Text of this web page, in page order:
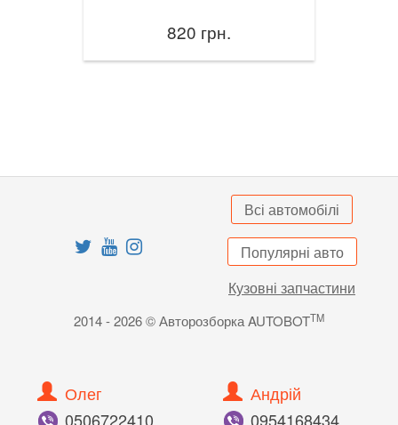
820 грн.
Всі автомобілі
Популярні авто
Кузовні запчастини
2014 - 2026 © Авторозборка AUTOBOTTM
Олег
0506722410
Андрій
0954168434